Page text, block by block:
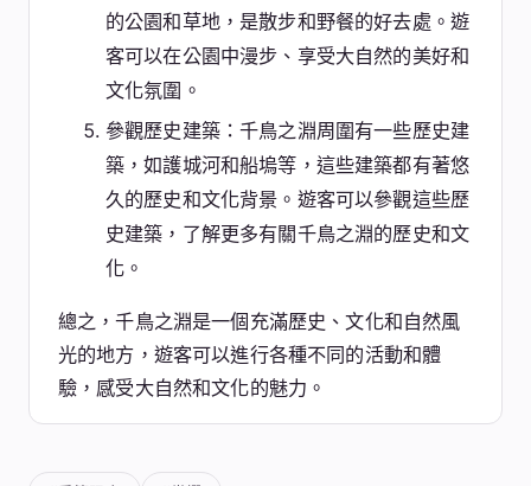
的公園和草地，是散步和野餐的好去處。遊
客可以在公園中漫步、享受大自然的美好和
文化氛圍。
參觀歷史建築：千鳥之淵周圍有一些歷史建
築，如護城河和船塢等，這些建築都有著悠
久的歷史和文化背景。遊客可以參觀這些歷
史建築，了解更多有關千鳥之淵的歷史和文
化。
總之，千鳥之淵是一個充滿歷史、文化和自然風
光的地方，遊客可以進行各種不同的活動和體
驗，感受大自然和文化的魅力。